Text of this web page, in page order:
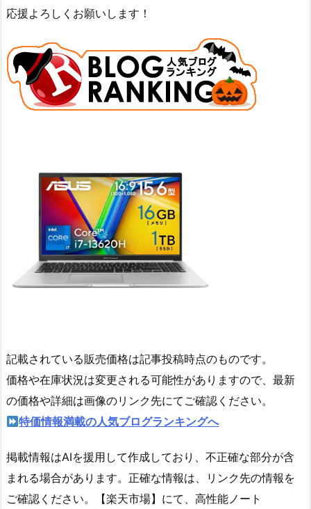
応援よろしくお願いします！
記載されている販売価格は記事投稿時点のものです。
価格や在庫状況は変更される可能性がありますので、最新
の価格や詳細は画像のリンク先にてご確認ください。
特価情報満載の人気ブログランキングへ
掲載情報はAIを援用して作成しており、不正確な部分が含
まれる場合があります。正確な情報は、リンク先の情報を
ご確認ください。【楽天市場】にて、高性能ノート